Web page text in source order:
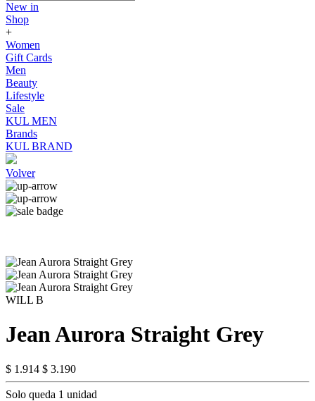
New in
Shop
+
Women
Gift Cards
Men
Beauty
Lifestyle
Sale
KUL MEN
Brands
KUL BRAND
Volver
WILL B
Jean Aurora Straight Grey
$ 1.914 $ 3.190
Solo queda 1 unidad